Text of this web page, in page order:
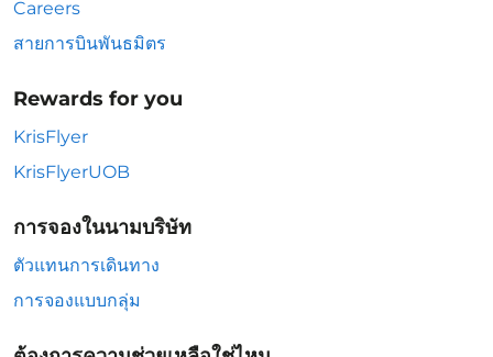
Careers
สายการบินพันธมิตร
Rewards for you
KrisFlyer
KrisFlyerUOB
การจองในนามบริษัท
ตัวแทนการเดินทาง
การจองแบบกลุ่ม